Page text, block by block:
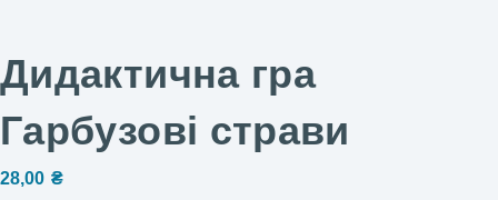
Дидактична гра
Гарбузові страви
28,00 ₴